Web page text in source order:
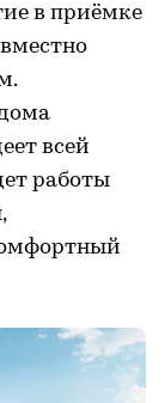
в приёмке
всей
работы